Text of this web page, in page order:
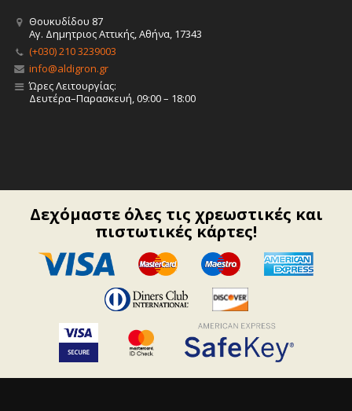
Θουκυδίδου 87
Αγ. Δημητριος Αττικής, Αθήνα, 17343
(+030) 210 3239003
info@aldigron.gr
Ώρες Λειτουργίας:
Δευτέρα–Παρασκευή, 09:00 – 18:00
Δεχόμαστε όλες τις χρεωστικές και
πιστωτικές κάρτες!